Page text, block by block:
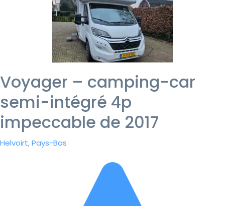
Voyager – camping-car
semi-intégré 4p
impeccable de 2017
Helvoirt, Pays-Bas